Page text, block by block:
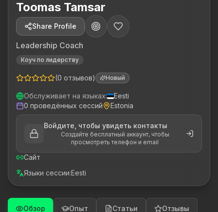
Toomas Tamsar
Share Profile
Leadership Coach
Коуч по лидерству
(0 отзывов) Новый
Обслуживает на языках:
Eesti
0 проведённых сессий Estonia
Войдите, чтобы увидеть контакты
Создайте бесплатный аккаунт, чтобы
просмотреть телефон и email
Сайт
Языки сессии:Eesti
Обзор Опыт Статьи Отзывы